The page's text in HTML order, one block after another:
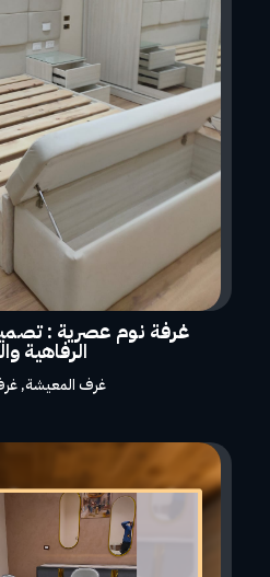
غرفة نوم عصرية :
الرفاهية
غرف المعيشة,